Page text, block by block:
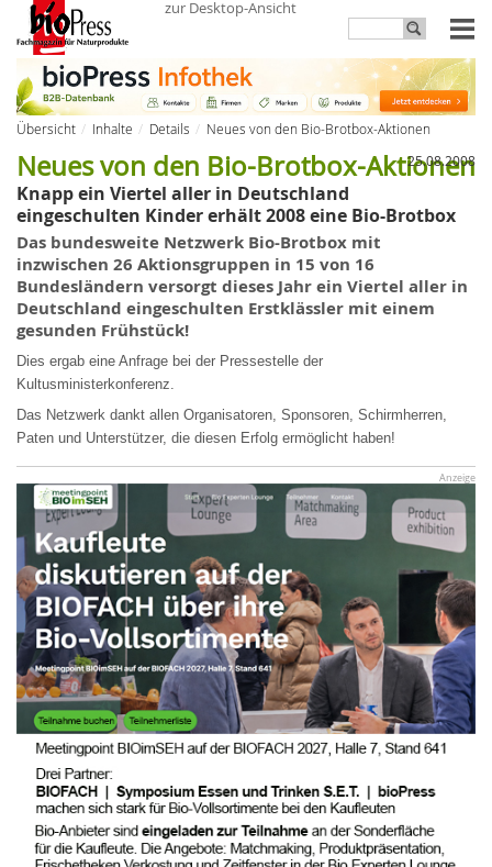
zur Desktop-Ansicht
Übersicht Inhalte Details
Neues von den Bio-Brotbox-Aktionen
25.08.2008
Neues von den Bio-Brotbox-Aktionen
Knapp ein Viertel aller in Deutschland
eingeschulten Kinder erhält 2008 eine Bio-Brotbox
Das bundesweite Netzwerk Bio-Brotbox mit
inzwischen 26 Aktionsgruppen in 15 von 16
Bundesländern versorgt dieses Jahr ein Viertel aller in
Deutschland eingeschulten Erstklässler mit einem
gesunden Frühstück!
Dies ergab eine Anfrage bei der Pressestelle der
Kultusministerkonferenz.
Das Netzwerk dankt allen Organisatoren, Sponsoren, Schirmherren,
Paten und Unterstützer, die diesen Erfolg ermöglicht haben!
Anzeige